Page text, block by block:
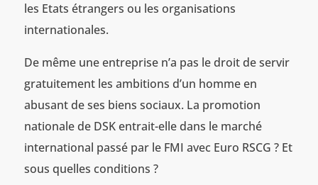
les Etats étrangers ou les organisations
internationales.
De même une entreprise n’a pas le droit de servir
gratuitement les ambitions d’un homme en
abusant de ses biens sociaux. La promotion
nationale de DSK entrait-elle dans le marché
international passé par le FMI avec Euro RSCG ? Et
sous quelles conditions ?